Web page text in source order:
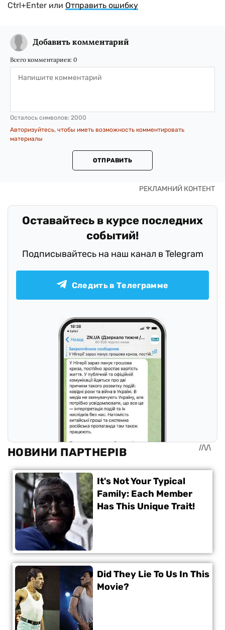
Ctrl+Enter или Отправить ошибку
Добавить комментарий
Всего комментариев: 0
Осталось символов: 2000
Авторизуйтесь, чтобы иметь возможность комментировать
материалы
ОТПРАВИТЬ
Оставайтесь в курсе последних
событий!
Подписывайтесь на наш канал в Telegram
Следить в Телеграмме